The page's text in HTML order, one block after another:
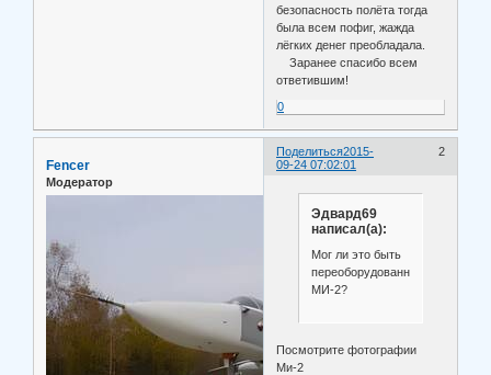
безопасность полёта тогда
была всем пофиг, жажда
лёгких денег преобладала.
Заранее спасибо всем
ответившим!
0
Поделиться 2
2015-
09-24 07:02:01
Fencer
Модератор
Эдвард69
написал(а):
Мог ли это быть
переоборудованный
МИ-2?
Посмотрите фотографии
Ми-2